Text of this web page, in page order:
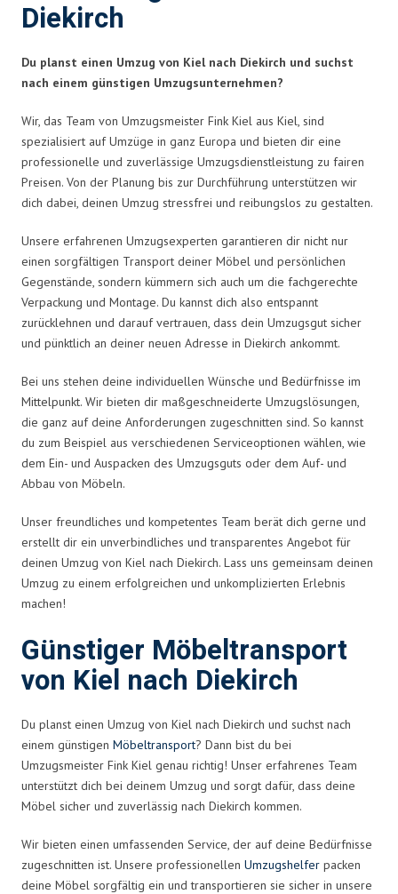
Diekirch
Du planst einen Umzug von Kiel nach Diekirch und suchst
nach einem günstigen Umzugsunternehmen?
Wir, das Team von Umzugsmeister Fink Kiel aus Kiel, sind
spezialisiert auf Umzüge in ganz Europa und bieten dir eine
professionelle und zuverlässige Umzugsdienstleistung zu fairen
Preisen. Von der Planung bis zur Durchführung unterstützen wir
dich dabei, deinen Umzug stressfrei und reibungslos zu gestalten.
Unsere erfahrenen Umzugsexperten garantieren dir nicht nur
einen sorgfältigen Transport deiner Möbel und persönlichen
Gegenstände, sondern kümmern sich auch um die fachgerechte
Verpackung und Montage. Du kannst dich also entspannt
zurücklehnen und darauf vertrauen, dass dein Umzugsgut sicher
und pünktlich an deiner neuen Adresse in Diekirch ankommt.
Bei uns stehen deine individuellen Wünsche und Bedürfnisse im
Mittelpunkt. Wir bieten dir maßgeschneiderte Umzugslösungen,
die ganz auf deine Anforderungen zugeschnitten sind. So kannst
du zum Beispiel aus verschiedenen Serviceoptionen wählen, wie
dem Ein- und Auspacken des Umzugsguts oder dem Auf- und
Abbau von Möbeln.
Unser freundliches und kompetentes Team berät dich gerne und
erstellt dir ein unverbindliches und transparentes Angebot für
deinen Umzug von Kiel nach Diekirch. Lass uns gemeinsam deinen
Umzug zu einem erfolgreichen und unkomplizierten Erlebnis
machen!
Günstiger Möbeltransport
von Kiel nach Diekirch
Du planst einen Umzug von Kiel nach Diekirch und suchst nach
einem günstigen Möbeltransport? Dann bist du bei
Umzugsmeister Fink Kiel genau richtig! Unser erfahrenes Team
unterstützt dich bei deinem Umzug und sorgt dafür, dass deine
Möbel sicher und zuverlässig nach Diekirch kommen.
Wir bieten einen umfassenden Service, der auf deine Bedürfnisse
zugeschnitten ist. Unsere professionellen Umzugshelfer packen
deine Möbel sorgfältig ein und transportieren sie sicher in unsere